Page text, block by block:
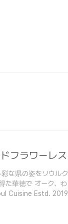
フラワーレ
な県の姿をソウル
た華徳で オーク、
Cuisine Estd.
straw With the